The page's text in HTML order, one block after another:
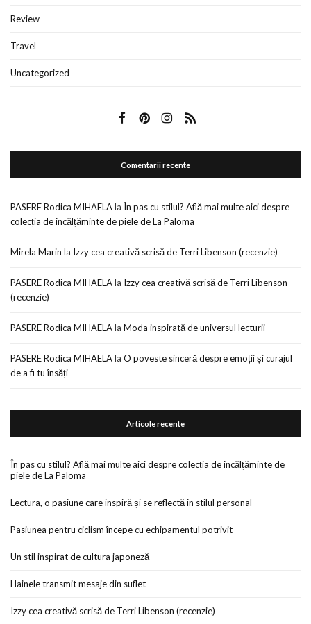
Review
Travel
Uncategorized
Comentarii recente
PASERE Rodica MIHAELAla În pas cu stilul? Află mai multe aici despre
colecția de încălțăminte de piele de La Paloma
Mirela Marin la Izzy cea creativă scrisă de Terri Libenson (recenzie)
PASERE Rodica MIHAELAla Izzy cea creativă scrisă de Terri Libenson
(recenzie)
PASERE Rodica MIHAELAla Moda inspirată de universul lecturii
PASERE Rodica MIHAELAla O poveste sinceră despre emoții și curajul
de a fi tu însăți
Articole recente
În pas cu stilul? Află mai multe aici despre colecția de încălțăminte de
piele de La Paloma
Lectura, o pasiune care inspiră și se reflectă în stilul personal
Pasiunea pentru ciclism începe cu echipamentul potrivit
Un stil inspirat de cultura japoneză
Hainele transmit mesaje din suflet
Izzy cea creativă scrisă de Terri Libenson (recenzie)